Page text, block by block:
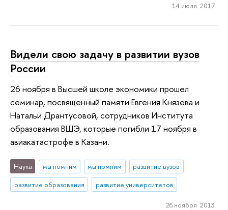
14 июля 2017
Видели свою задачу в развитии вузов
России
26 ноября в Высшей школе экономики прошел
семинар, посвященный памяти Евгения Князева и
Натальи Дрантусовой, сотрудников Института
образования ВШЭ, которые погибли 17 ноября в
авиакатастрофе в Казани.
Наука мы помним мы помним
развитие вузов
развитие образования
развитие университетов
26 ноября 2013